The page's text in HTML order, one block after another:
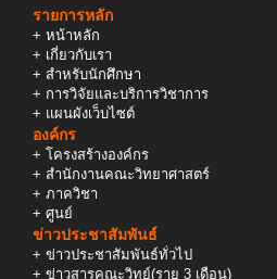
รายการหลัก
+ หน้าหลัก
+ เกี่ยวกับเรา
+ สำหรับนักศึกษา
+ การวิจัยและบริการวิชาการ
+ แผนผังเว็บไซต์
องค์กร
+ โครงสร้างองค์กร
+ สำนักงานคณะวิทยาศาสตร์
+ ภาควิชา
+ ศูนย์
ข่าวประชาสัมพันธ์
+ ข่าวประชาสัมพันธ์ทั่วไป
+ ข่าวสารคณะวิทย์(ราย 3 เดือน)